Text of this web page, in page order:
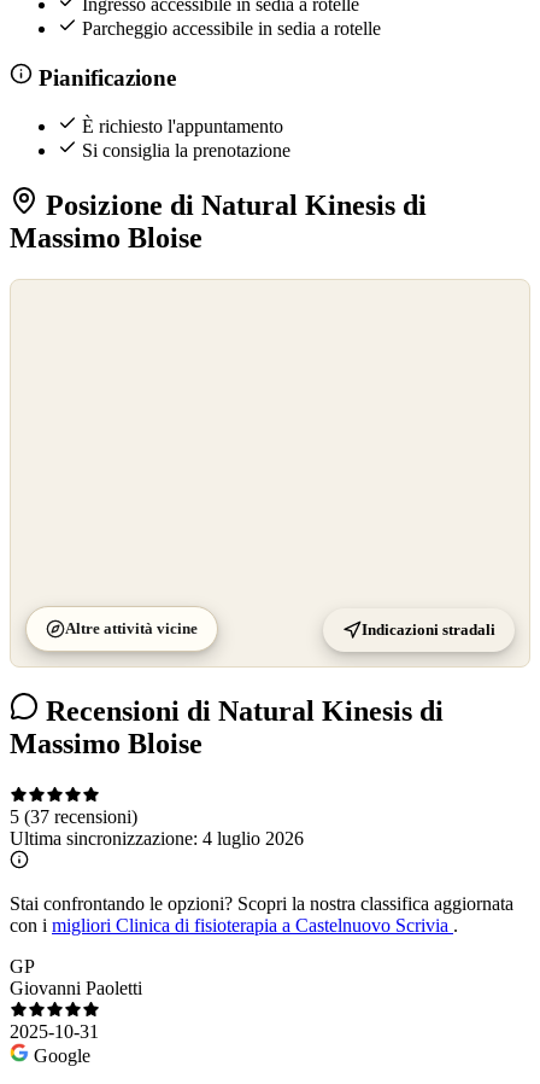
Ingresso accessibile in sedia a rotelle
Parcheggio accessibile in sedia a rotelle
Pianificazione
È richiesto l'appuntamento
Si consiglia la prenotazione
Posizione di Natural Kinesis di
Massimo Bloise
Altre attività vicine Indicazioni stradali
Recensioni di Natural Kinesis di
Massimo Bloise
5 (37 recensioni)
Ultima sincronizzazione: 4 luglio 2026
Stai confrontando le opzioni? Scopri la nostra classifica aggiornata
con i migliori Clinica di fisioterapia a Castelnuovo Scrivia .
GP
Giovanni Paoletti
2025-10-31
Google